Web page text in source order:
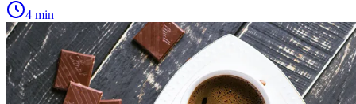
4 min